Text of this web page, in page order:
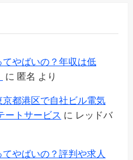
やばいの？年収は低
に 匿名 より
京都港区で自社ビル電気
ートサービス に レッドバ
やばいの？評判や求人